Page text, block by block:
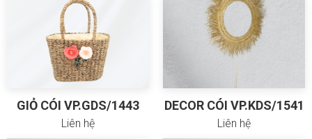
GIỎ CÓI VP.GDS/1443
Liên hệ
DECOR CÓI VP.KDS/1541
Liên hệ